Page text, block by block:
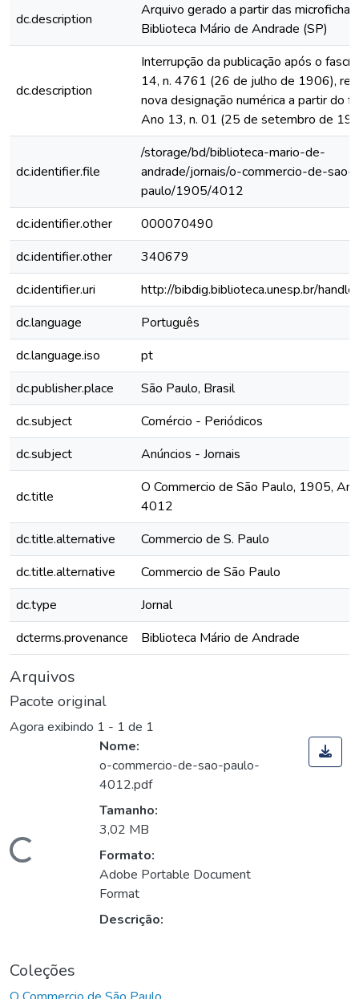
dc.description
Arquivo gerado a partir das
Biblioteca Mário de Andrade (SP)
dc.description
Interrupção da publicação após o
14, n. 4761 (26 de julho de 1906),
nova designação numérica a partir do
Ano 13, n. 01 (25 de setembro de
dc.identifier.file
/storage/bd/biblioteca-mario-de-
andrade/jornais/o-commercio-de-sao-
paulo/1905/4012
dc.identifier.other
000070490
dc.identifier.other
340679
dc.identifier.uri
http://bibdig.biblioteca.unesp.br/
dc.language
Português
dc.language.iso
pt
dc.publisher.place
São Paulo, Brasil
dc.subject
Comércio - Periódicos
dc.subject
Anúncios - Jornais
dc.title
O Commercio de São Paulo, 1905,
4012
dc.title.alternative
Commercio de S. Paulo
dc.title.alternative
Commercio de São Paulo
dc.type
Jornal
dcterms.provenance
Biblioteca Mário de Andrade
Arquivos
Pacote original
Agora exibindo 1 - 1 de 1
Carregando...
Nome:
o-commercio-de-sao-paulo-
4012.pdf
Tamanho:
3,02 MB
Formato:
Adobe Portable Document
Format
Descrição:
Coleções